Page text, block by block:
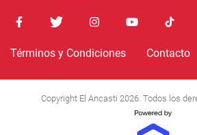
Términos y Condiciones Contacto
Copyright El Ancasti 2026. Todos los